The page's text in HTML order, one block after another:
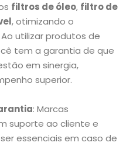
filtros de óleo, filtro de
, otimizando o
utilizar produtos de
tem a garantia de que
em sinergia,
superior.
: Marcas
suporte ao cliente e
essenciais em caso de